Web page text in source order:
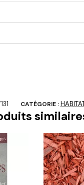
CATÉGORIE :